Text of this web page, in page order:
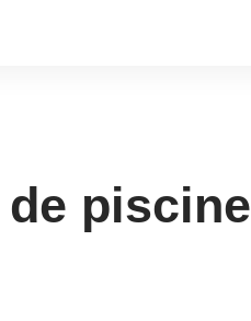
piscine